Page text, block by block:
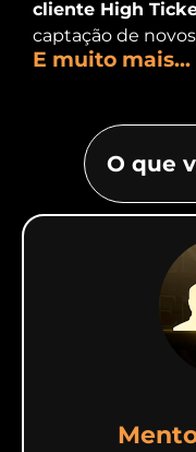
cliente High
captação de
E muito mais...
O que